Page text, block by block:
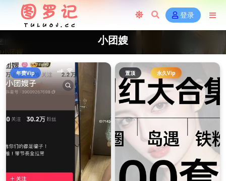
登录
小团嫂
年费Vip 置顶 永久Vip